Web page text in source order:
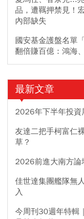
品，遭羈押禁見！
內部缺失
國安基金護盤名單
翻倍賺百億：鴻海
最新文章
2026年下半年投資
友達二把手柯富仁
草？
2026前進大南方論
佳世達集團艦隊無
入
今周刊30週年特輯